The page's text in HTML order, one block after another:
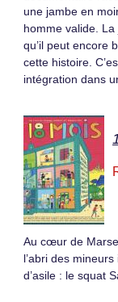
une jambe en
homme valide.
qu’il peut encore
cette histoire.
intégration dans
Au cœur de
l’abri des
d’asile : le squat